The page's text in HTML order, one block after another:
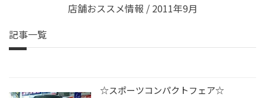
店舗おススメ情報 / 2011年9月
記事一覧
☆スポーツコンパクトフェア☆